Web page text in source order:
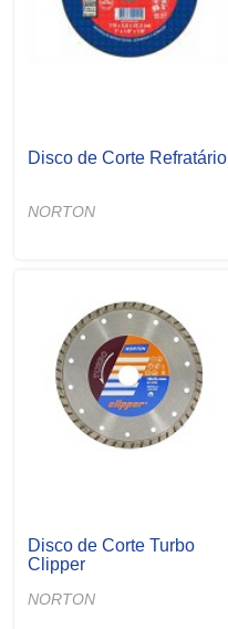
Disco de Corte Refratário
NORTON
Disco de Corte Turbo
Clipper
NORTON